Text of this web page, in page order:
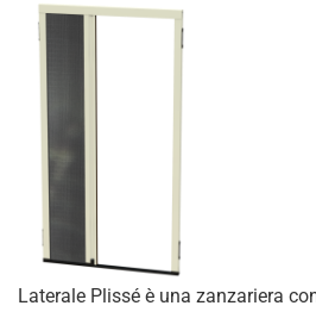
Laterale Plissé è una zanzariera